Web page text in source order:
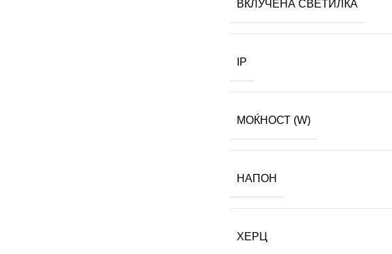
ВКЛУЧЕНА СВЕТИЛКА
IP
МОЌНОСТ (W)
НАПОН
ХЕРЦ